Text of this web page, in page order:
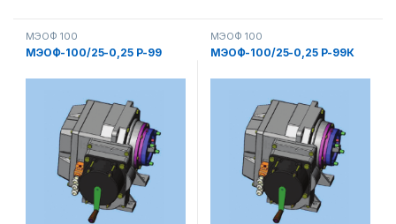
МЭОФ 100
МЭОФ-100/25-0,25 Р-99
МЭОФ 100
МЭОФ-100/25-0,25 Р-99К